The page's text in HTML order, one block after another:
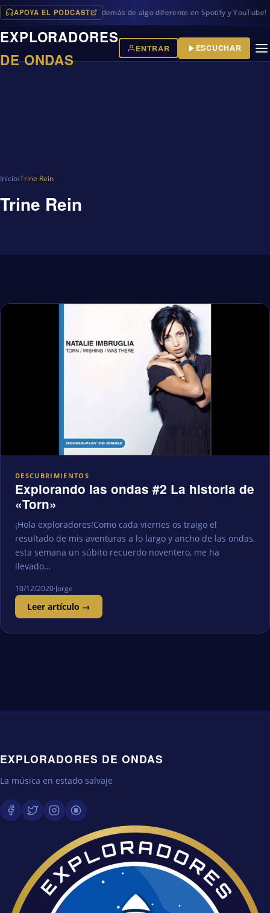
APOYA EL PODCAST
programas en iVoox, además de algo diferente en Spotify y YouTube!
EXPLORADORES
DE ONDAS
ENTRAR ESCUCHAR
Inicio›Trine Rein
Trine Rein
DESCUBRIMIENTOS
Explorando las ondas #2 La historia de
«Torn»
¡Hola exploradores!Como cada viernes os traigo el
resultado de mis aventuras a lo largo y ancho de las ondas,
esta semana un súbito recuerdo noventero, me ha
llevado…
10/12/2020·Jorge
Leer artículo →
EXPLORADORES DE ONDAS
La música en estado salvaje